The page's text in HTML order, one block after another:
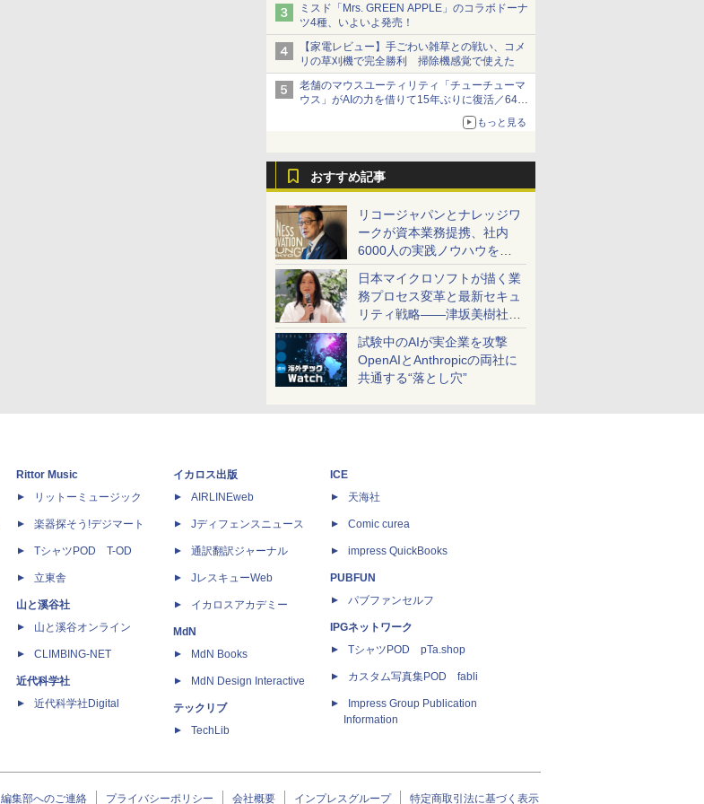
ミスド「Mrs. GREEN APPLE」のコラボドーナ
ツ4種、いよいよ発売！
【家電レビュー】手ごわい雑草との戦い、コメ
リの草刈機で完全勝利 掃除機感覚で使えた
老舗のマウスユーティリティ「チューチューマ
ウス」がAIの力を借りて15年ぶりに復活／64bit
化、Windows 10/11、「Chrome」も走り回
る。復活記念で2026年末まで500円
もっと見る
おすすめ記事
リコージャパンとナレッジワ
ークが資本業務提携、社内
6000人の実践ノウハウを生
かした「AI商談記録 for
RICOH」を展開へ
日本マイクロソフトが描く業
務プロセス変革と最新セキュ
リティ戦略――津坂美樹社長
が2027年度戦略を説明
試験中のAIが実企業を攻撃
OpenAIとAnthropicの両社に
共通する“落とし穴”
Rittor Music
リットーミュージック
楽器探そう!デジマート
TシャツPOD T-OD
立東舎
山と溪谷社
山と溪谷オンライン
CLIMBING-NET
近代科学社
近代科学社Digital
イカロス出版
AIRLINEweb
Jディフェンスニュース
通訳翻訳ジャーナル
JレスキューWeb
イカロスアカデミー
MdN
MdN Books
MdN Design Interactive
テックリブ
TechLib
ICE
天海社
Comic curea
impress QuickBooks
PUBFUN
パブファンセルフ
IPGネットワーク
TシャツPOD pTa.shop
カスタム写真集POD fabli
Impress Group Publication
Information
編集部へのご連絡 プライバシーポリシー 会社概要 インプレスグループ 特定商取引法に基づく表示